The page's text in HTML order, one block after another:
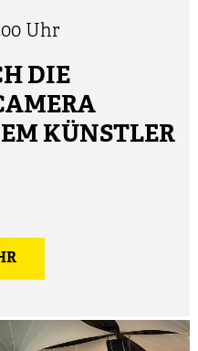
Uhr
DIE
KÜNSTLER